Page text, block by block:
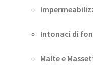
Intonaci di
Malte e